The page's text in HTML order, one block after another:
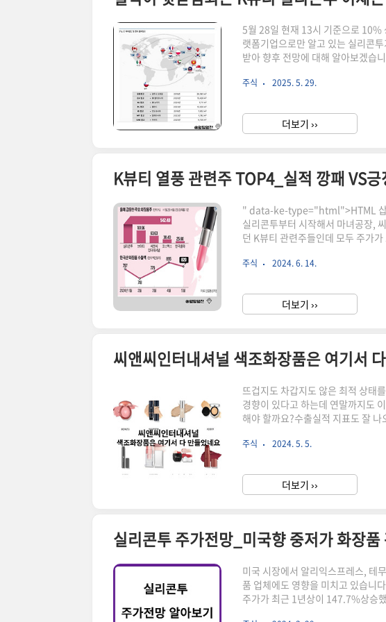
5월 28일 현재 13시 기준으로 10%
랫폼기업으로만 알고 있는 실리콘
받아 향후 전망에 대해 알아보겠습
(UAE) 두바이, 폴란드, 베트남 등에
라인이 어마어마하죠?! 지난해 한
티 인기에 힘입어 매년 최대 실적을
주식 2025. 5. 29.
더보기 ››
K뷰티 열풍 관련주 TOP4_실적 깡패 VS
" data-ke-type="html">HTML 삽
실리콘투부터 시작해서 마녀공장,
던 K뷰티 관련주들인데 모두 주가
좋거나 긍정적 이슈가 있는 관련주
에도 불구하고 미국·일본·유럽에
창입니다. 그 중에서도 고가라인이
주식 2024. 6. 14.
더보기 ››
씨앤씨인터내셔널 색조화장품은 여기서
뜨겁지도 차갑지도 않은 최적 상태
경향이 있다고 하는데 연말까지도
해야 할까요?수출실적 지표도 잘
사용하는 화장품들의 제조사를 요
지만 엄청난 경쟁력으로 0주 배정.
고의 카피처럼 클렌징제 품중에 저
주식 2024. 5. 5.
더보기 ››
실리콘투 주가전망_미국향 중저가 화장품
미국 시장에서 알리익스프레스, 테
품 업체에도 영향을 미치고 있습니
주가가 최근 1년상이 147.7%상승